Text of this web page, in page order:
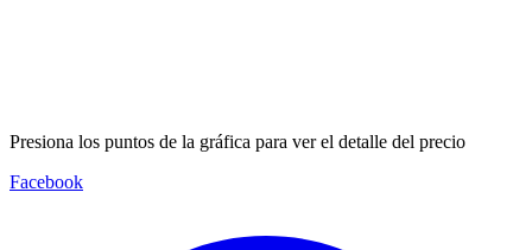
Presiona los puntos de la gráfica para ver el detalle del precio
Facebook